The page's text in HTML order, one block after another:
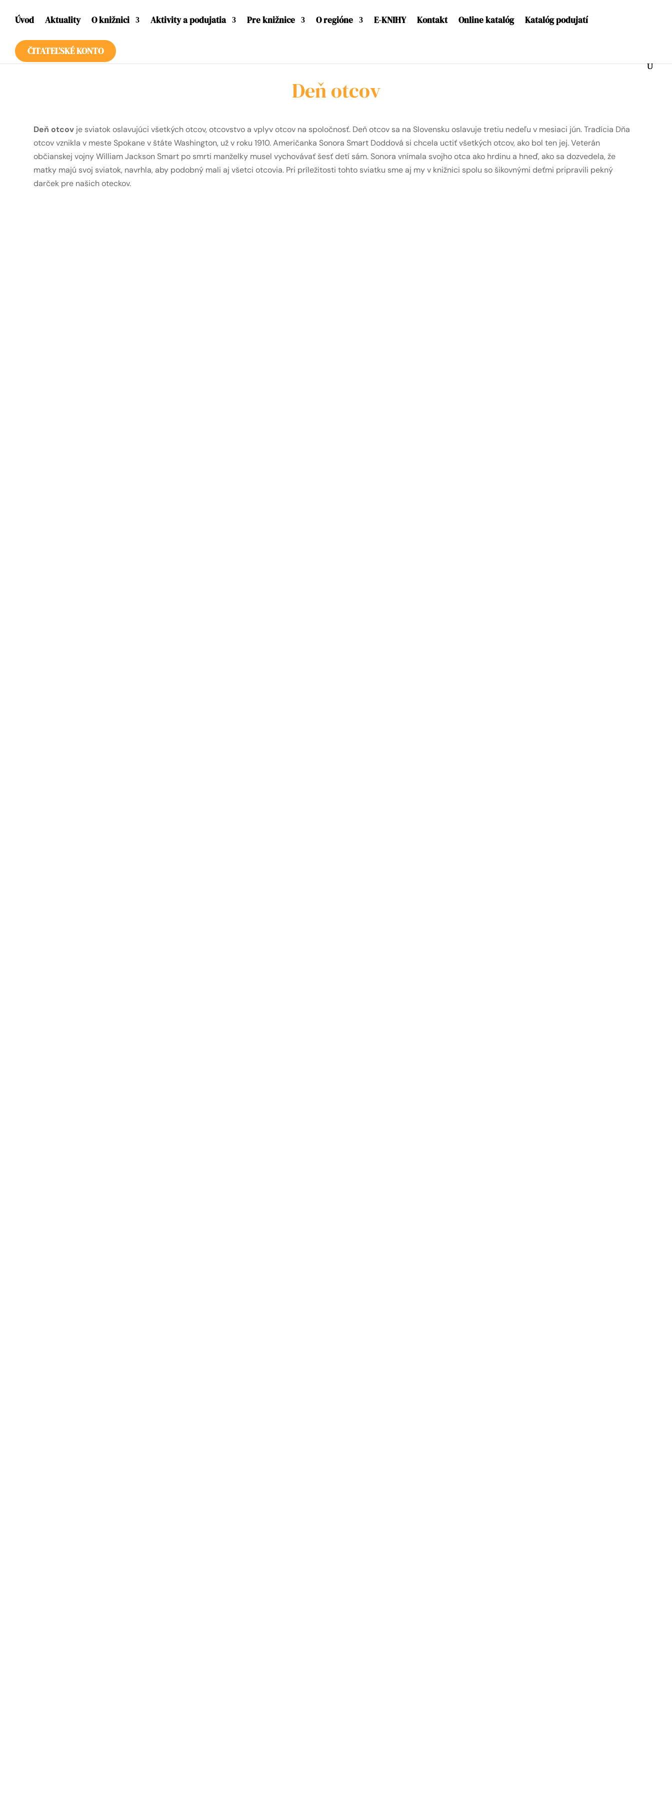
Úvod Aktuality O knižnici Aktivity a podujatia Pre knižnice O regióne E-KNIHY Kontakt Online katalóg Katalóg podujatí
ČITATEĽSKÉ KONTO
Deň otcov
Deň otcov je sviatok oslavujúci všetkých otcov, otcovstvo a vplyv otcov na spoločnosť. Deň otcov sa na Slovensku oslavuje tretiu nedeľu v mesiaci jún. Tradícia Dňa
otcov vznikla v meste Spokane v štáte Washington, už v roku 1910. Američanka Sonora Smart Doddová si chcela uctiť všetkých otcov, ako bol ten jej. Veterán
občianskej vojny William Jackson Smart po smrti manželky musel vychovávať šesť detí sám. Sonora vnímala svojho otca ako hrdinu a hneď, ako sa dozvedela, že
matky majú svoj sviatok, navrhla, aby podobný mali aj všetci otcovia. Pri príležitosti tohto sviatku sme aj my v knižnici spolu so šikovnými deťmi pripravili pekný
darček pre našich oteckov.